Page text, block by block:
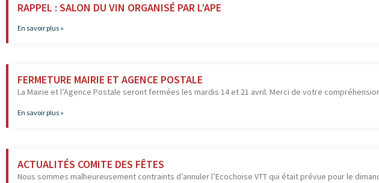
RAPPEL : SALON DU VIN ORGANISÉ PAR L’APE
En savoir plus »
FERMETURE MAIRIE ET AGENCE POSTALE
La Mairie et l’Agence Postale seront fermées les mardis 14 et 21 avril. Merci de votre
En savoir plus »
ACTUALITÉS COMITE DES FÊTES
Nous sommes malheureusement contraints d’annuler l’Ecochoise VTT qui était prévue pour le